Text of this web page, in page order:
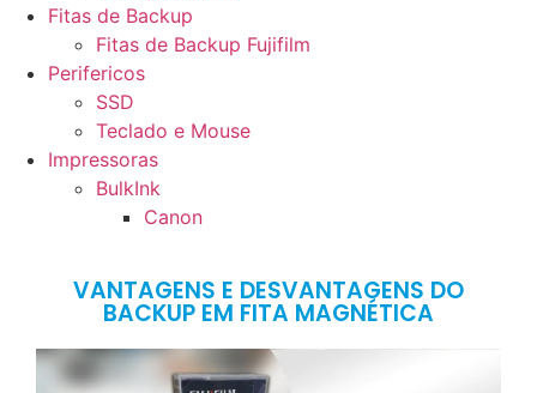
Fitas de Backup
Fitas de Backup Fujifilm
Perifericos
SSD
Teclado e Mouse
Impressoras
BulkInk
Canon
VANTAGENS E DESVANTAGENS DO
BACKUP EM FITA MAGNÉTICA